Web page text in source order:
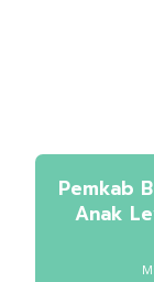
Pemkab
Anak